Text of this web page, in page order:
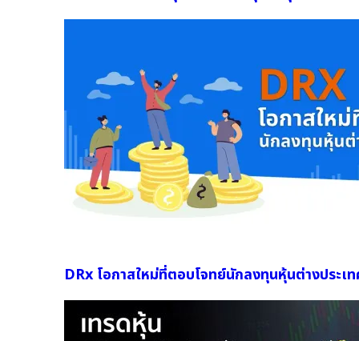
DRx โอกาสใหม่ที่ตอบโจทย์นักลงทุนหุ้นต่างประเ